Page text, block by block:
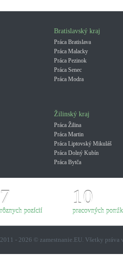
Bratislavský kraj
Práca Bratislava
Práca Malacky
Práca Pezinok
Práca Senec
Práca Modra
Žilinský kraj
Práca Žilina
Práca Martin
Práca Liptovský Mikuláš
Práca Dolný Kubín
Práca Bytča
7
rôznych pozícií
10
pracovných ponúk
2011 - 2026 © zamestnanie.EU. Všetky